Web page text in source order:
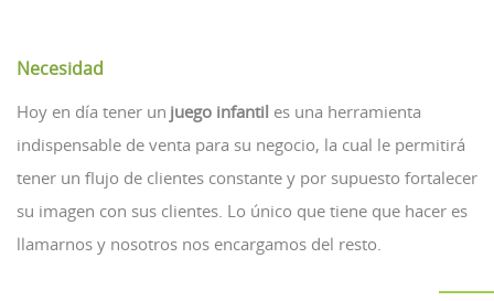
Necesidad
Hoy en día tener un juego infantil es una herramienta
indispensable de venta para su negocio, la cual le permitirá
tener un flujo de clientes constante y por supuesto fortalecer
su imagen con sus clientes. Lo único que tiene que hacer es
llamarnos y nosotros nos encargamos del resto.